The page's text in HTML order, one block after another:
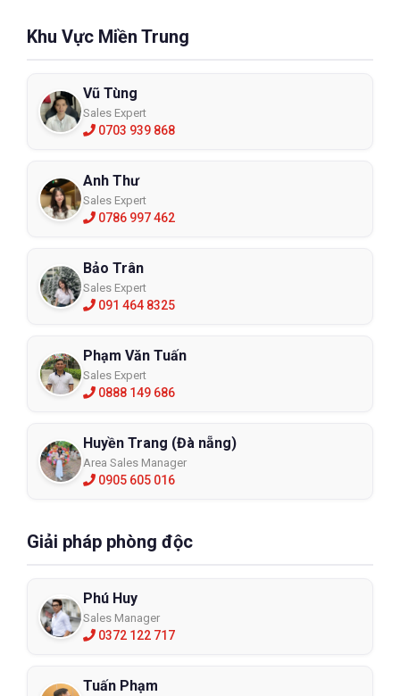
Khu Vực Miền Trung
Vũ Tùng
Sales Expert
0703 939 868
Anh Thư
Sales Expert
0786 997 462
Bảo Trân
Sales Expert
091 464 8325
Phạm Văn Tuấn
Sales Expert
0888 149 686
Huyền Trang (Đà nẵng)
Area Sales Manager
0905 605 016
Giải pháp phòng độc
Phú Huy
Sales Manager
0372 122 717
Tuấn Phạm